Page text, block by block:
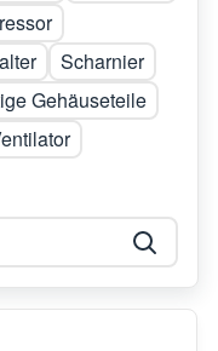
Scharnier
Gehäuseteile